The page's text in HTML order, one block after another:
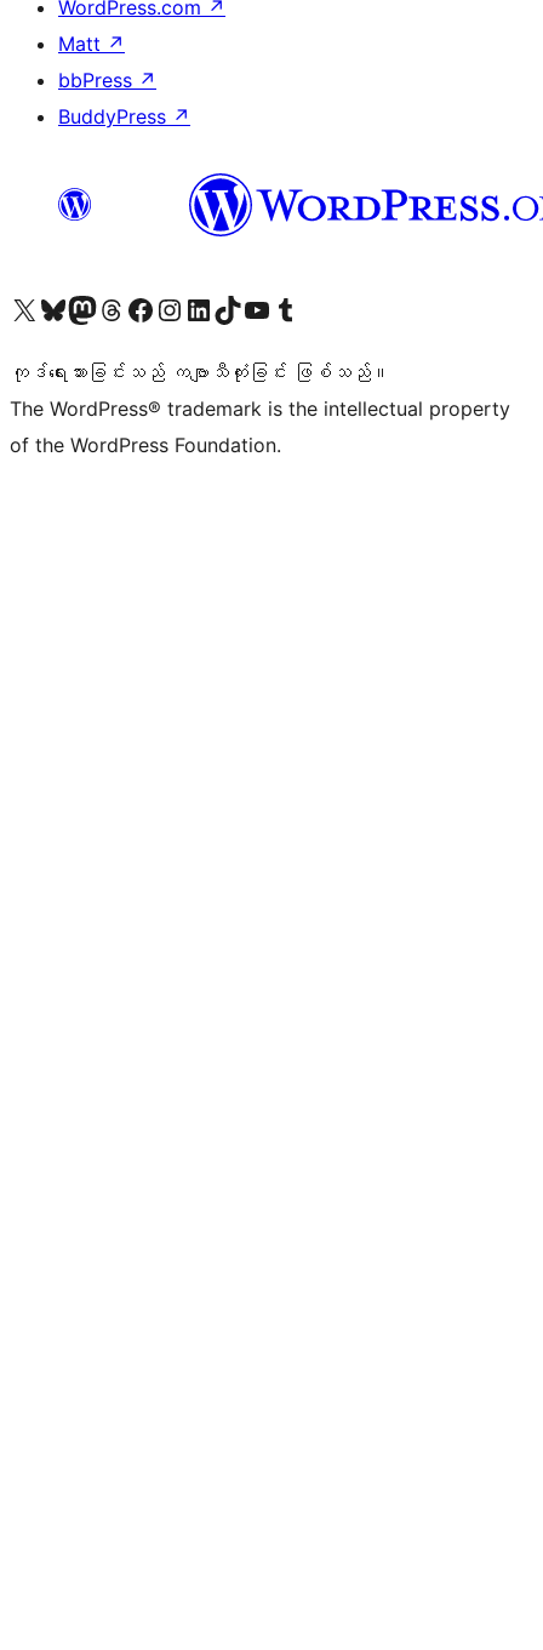
WordPress.com ↗
Matt ↗
bbPress ↗
BuddyPress ↗
ကျွန်ုပ်တို့၏ X (ယခင် Twitter) အကောင့်သို့ သွားရောက်ကြည့်ရှုပါကျွန်ုပ်တို့၏ Bluesky အကောင့်သို့ ဝင်ရောက်ကြည့်ရှုရန်
ကျွန်ုပ်တို့၏ Mastodon အကောင့်သို့ သွားရောက်ကြည့်ရှုပါကျွန်ုပ်တို့၏ Threads အကောင့်သို့ ဝင်ရောက်ကြည့်ရှုရန်
ကျွန်ုပ်တို့၏ Facebook စာမျက်နှာသို့ သွားရောက်ကြည့်ရှုပါကျွန်ုပ်တို့၏ Instagram အကောင့်သို့ သွားရောက်ကြည့်ရှုပါ ကျွန်ုပ်တို့၏ LinkedIn အကောင့်သို့ သွားရောက်ကြည့်ရှုပါကျွန်ုပ်တို့၏ TikTok အကောင့်သို့ ဝင်ရောက်ကြည့်ရှုရန်
ကျွန်ုပ်တို့၏ YouTube ချန်နယ်သို့ သွားရောက်ကြည့်ရှုပါ ကျွန်ုပ်တို့၏ Tumblr အကောင့်သို့ ဝင်ရောက်ကြည့်ရှုရန်
ကုဒ်ရေးသားခြင်းသည် ကဗျာသီကုံးခြင်း ဖြစ်သည်။
The WordPress® trademark is the intellectual property
of the WordPress Foundation.